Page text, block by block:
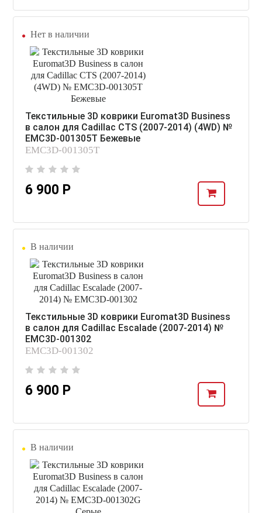
Нет в наличии
Текстильные 3D коврики Euromat3D Business
в салон для Cadillac CTS (2007-2014) (4WD) №
EMC3D-001305T Бежевые
EMC3D-001305T
6 900 Р
В наличии
Текстильные 3D коврики Euromat3D Business
в салон для Cadillac Escalade (2007-2014) №
EMC3D-001302
EMC3D-001302
6 900 Р
В наличии